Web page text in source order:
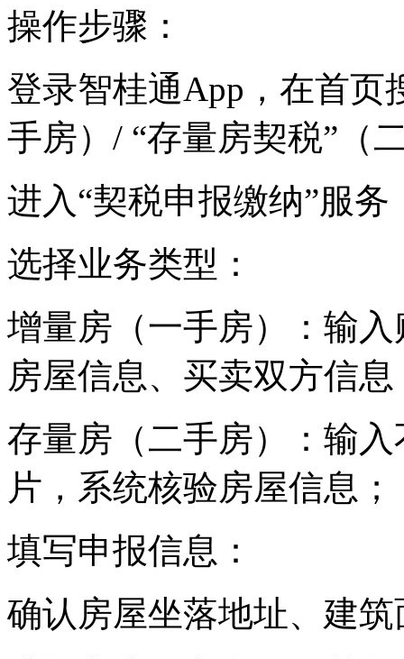
操作步骤：
登录智桂通App，在首页
手房）/ “存量房契税”（
进入“契税申报缴纳”服务
选择业务类型：
增量房（一手房）：输
房屋信息、买卖双方信息
存量房（二手房）：输
片，系统核验房屋信息；
填写申报信息：
确认房屋坐落地址、建